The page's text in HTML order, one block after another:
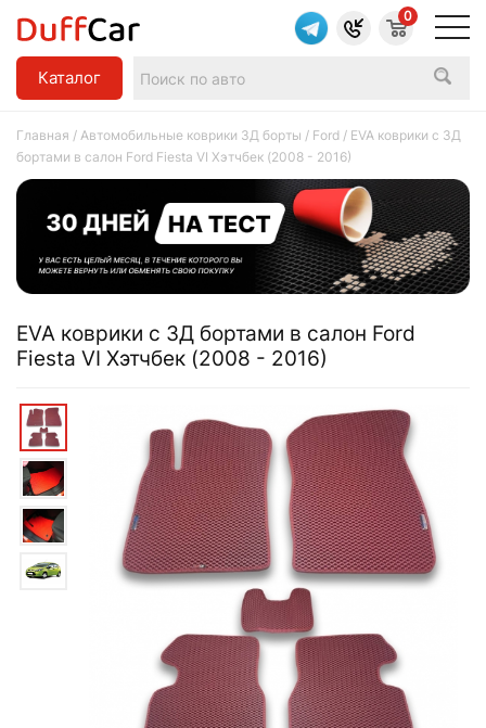
Каталог
0
Главная / Автомобильные коврики 3Д борты / Ford / EVA коврики c 3Д
бортами в салон Ford Fiesta VI Хэтчбек (2008 - 2016)
EVA коврики c 3Д бортами в салон Ford
Fiesta VI Хэтчбек (2008 - 2016)